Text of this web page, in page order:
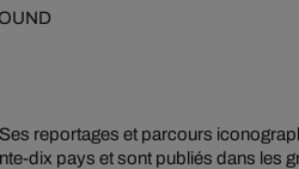
reportages et parcours
dix pays et sont publiés dans les